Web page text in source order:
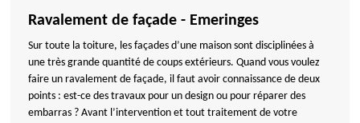
Ravalement de façade - Emeringes
Sur toute la toiture, les façades d’une maison sont disciplinées à
une très grande quantité de coups extérieurs. Quand vous voulez
faire un ravalement de façade, il faut avoir connaissance de deux
points : est-ce des travaux pour un design ou pour réparer des
embarras ? Avant l’intervention et tout traitement de votre